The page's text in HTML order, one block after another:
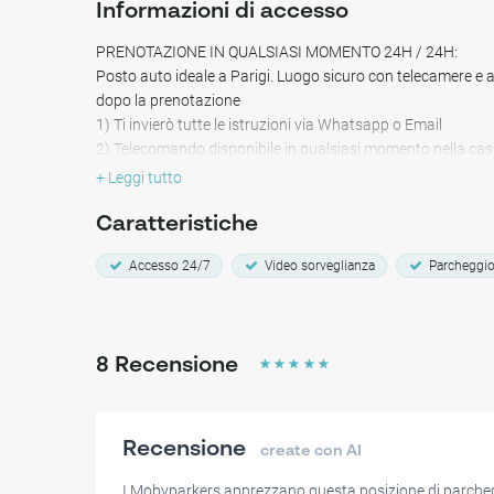
Informazioni di accesso
PRENOTAZIONE IN QUALSIASI MOMENTO 24H / 24H:
Posto auto ideale a Parigi. Luogo sicuro con telecamere e
dopo la prenotazione
1) Ti invierò tutte le istruzioni via Whatsapp o Email
2) Telecomando disponibile in qualsiasi momento nella
Nei pressi di: GENERATOR, REPUBLIQUE, PIAZZA
PRENOTAZIONE IN QUALSIASI MOMENTO 24H / 24H:
1) Le istruzioni saranno inviate via Whatsapp o Email
+ Leggi tutto
Caratteristiche
Accesso 24/7 Video sorveglianza
8 Recensione ☆ ☆ ☆ ☆ ☆
Recensione create con AI